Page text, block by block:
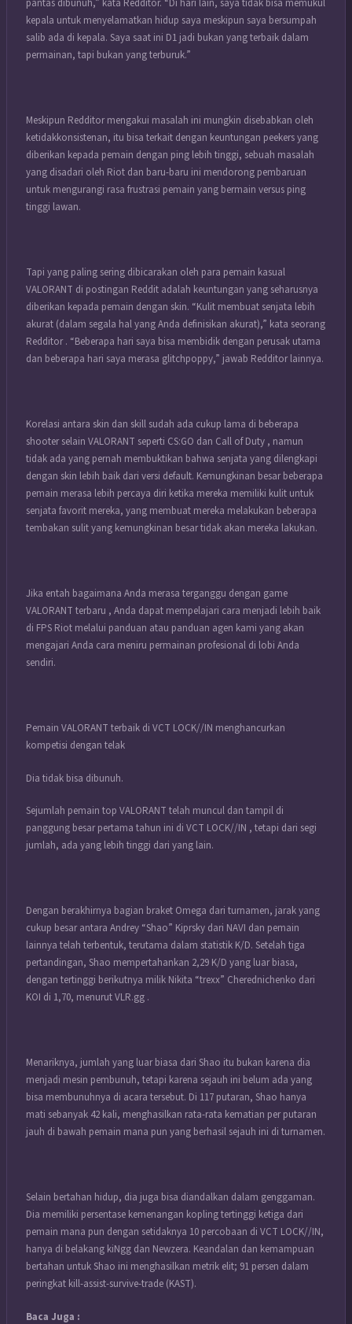
pantas dibunuh,” kata Redditor. “Di hari lain, saya tidak bisa memukul
kepala untuk menyelamatkan hidup saya meskipun saya bersumpah
salib ada di kepala. Saya saat ini D1 jadi bukan yang terbaik dalam
permainan, tapi bukan yang terburuk.”
Meskipun Redditor mengakui masalah ini mungkin disebabkan oleh
ketidakkonsistenan, itu bisa terkait dengan keuntungan peekers yang
diberikan kepada pemain dengan ping lebih tinggi, sebuah masalah
yang disadari oleh Riot dan baru-baru ini mendorong pembaruan
untuk mengurangi rasa frustrasi pemain yang bermain versus ping
tinggi lawan.
Tapi yang paling sering dibicarakan oleh para pemain kasual
VALORANT di postingan Reddit adalah keuntungan yang seharusnya
diberikan kepada pemain dengan skin. “Kulit membuat senjata lebih
akurat (dalam segala hal yang Anda definisikan akurat),” kata seorang
Redditor . “Beberapa hari saya bisa membidik dengan perusak utama
dan beberapa hari saya merasa glitchpoppy,” jawab Redditor lainnya.
Korelasi antara skin dan skill sudah ada cukup lama di beberapa
shooter selain VALORANT seperti CS:GO dan Call of Duty , namun
tidak ada yang pernah membuktikan bahwa senjata yang dilengkapi
dengan skin lebih baik dari versi default. Kemungkinan besar beberapa
pemain merasa lebih percaya diri ketika mereka memiliki kulit untuk
senjata favorit mereka, yang membuat mereka melakukan beberapa
tembakan sulit yang kemungkinan besar tidak akan mereka lakukan.
Jika entah bagaimana Anda merasa terganggu dengan game
VALORANT terbaru , Anda dapat mempelajari cara menjadi lebih baik
di FPS Riot melalui panduan atau panduan agen kami yang akan
mengajari Anda cara meniru permainan profesional di lobi Anda
sendiri.
Pemain VALORANT terbaik di VCT LOCK//IN menghancurkan
kompetisi dengan telak
Dia tidak bisa dibunuh.
Sejumlah pemain top VALORANT telah muncul dan tampil di
panggung besar pertama tahun ini di VCT LOCK//IN , tetapi dari segi
jumlah, ada yang lebih tinggi dari yang lain.
Dengan berakhirnya bagian braket Omega dari turnamen, jarak yang
cukup besar antara Andrey “Shao” Kiprsky dari NAVI dan pemain
lainnya telah terbentuk, terutama dalam statistik K/D. Setelah tiga
pertandingan, Shao mempertahankan 2,29 K/D yang luar biasa,
dengan tertinggi berikutnya milik Nikita “trexx” Cherednichenko dari
KOI di 1,70, menurut VLR.gg .
Menariknya, jumlah yang luar biasa dari Shao itu bukan karena dia
menjadi mesin pembunuh, tetapi karena sejauh ini belum ada yang
bisa membunuhnya di acara tersebut. Di 117 putaran, Shao hanya
mati sebanyak 42 kali, menghasilkan rata-rata kematian per putaran
jauh di bawah pemain mana pun yang berhasil sejauh ini di turnamen.
Selain bertahan hidup, dia juga bisa diandalkan dalam genggaman.
Dia memiliki persentase kemenangan kopling tertinggi ketiga dari
pemain mana pun dengan setidaknya 10 percobaan di VCT LOCK//IN,
hanya di belakang kiNgg dan Newzera. Keandalan dan kemampuan
bertahan untuk Shao ini menghasilkan metrik elit; 91 persen dalam
peringkat kill-assist-survive-trade (KAST).
Baca Juga :